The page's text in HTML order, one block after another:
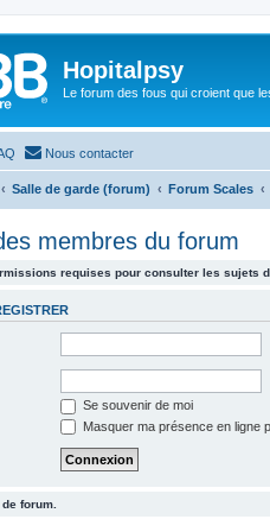
Hopitalpsy
Le forum des fous qui croient que
Nous contacter
Salle de garde (forum) Forum Scales
membres du forum
requises pour consulter les sujets
Se souvenir de moi
Masquer ma présence en ligne
forum.